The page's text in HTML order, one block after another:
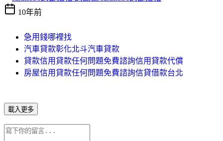
10年前
急用錢哪裡找
汽車貸款彰化北斗汽車貸款
貸款信用貸款任何問題免費諮詢信用貸款代償
房屋信用貸款任何問題免費諮詢信貸借款台北
載入更多